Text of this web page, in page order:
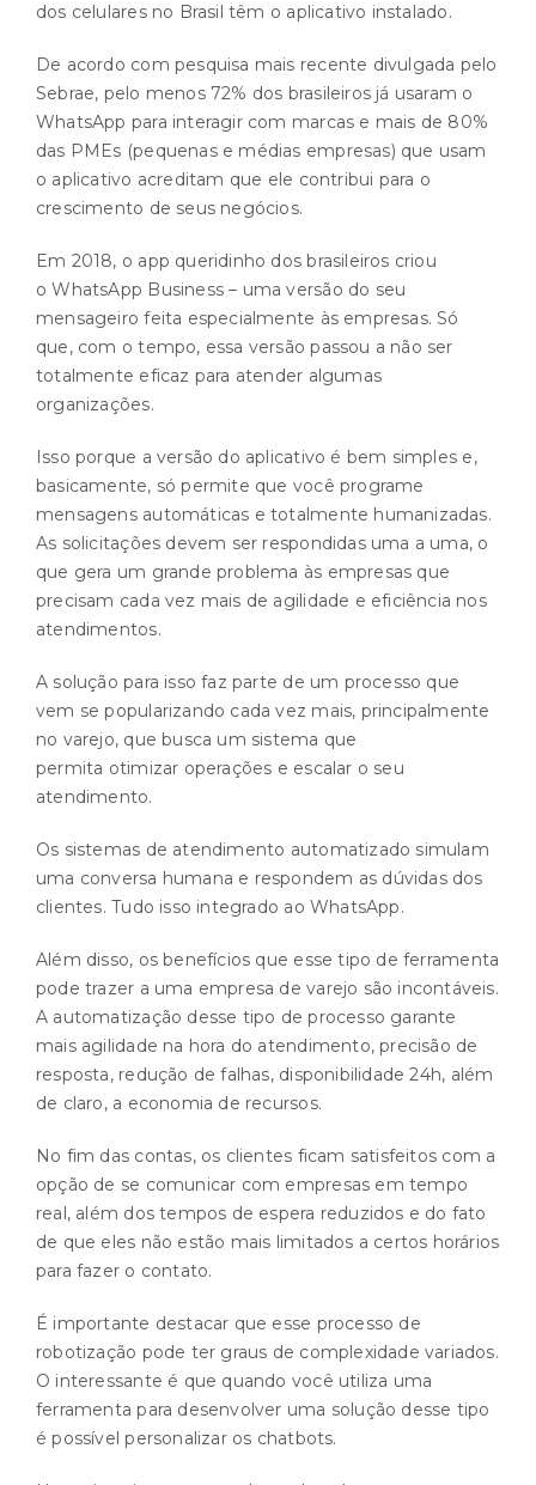
dos celulares no Brasil têm o aplicativo instalado.
De acordo com pesquisa mais recente divulgada pelo
Sebrae, pelo menos 72% dos brasileiros já usaram o
WhatsApp para interagir com marcas e mais de 80%
das PMEs (pequenas e médias empresas) que usam
o aplicativo acreditam que ele contribui para o
crescimento de seus negócios.
Em 2018, o app queridinho dos brasileiros criou
o WhatsApp Business – uma versão do seu
mensageiro feita especialmente às empresas. Só
que, com o tempo, essa versão passou a não ser
totalmente eficaz para atender algumas
organizações.
Isso porque a versão do aplicativo é bem simples e,
basicamente, só permite que você programe
mensagens automáticas e totalmente humanizadas.
As solicitações devem ser respondidas uma a uma, o
que gera um grande problema às empresas que
precisam cada vez mais de agilidade e eficiência nos
atendimentos.
A solução para isso faz parte de um processo que
vem se popularizando cada vez mais, principalmente
no varejo, que busca um sistema que
permita otimizar operações e escalar o seu
atendimento.
Os sistemas de atendimento automatizado simulam
uma conversa humana e respondem as dúvidas dos
clientes. Tudo isso integrado ao WhatsApp.
Além disso, os benefícios que esse tipo de ferramenta
pode trazer a uma empresa de varejo são incontáveis.
A automatização desse tipo de processo garante
mais agilidade na hora do atendimento, precisão de
resposta, redução de falhas, disponibilidade 24h, além
de claro, a economia de recursos.
No fim das contas, os clientes ficam satisfeitos com a
opção de se comunicar com empresas em tempo
real, além dos tempos de espera reduzidos e do fato
de que eles não estão mais limitados a certos horários
para fazer o contato.
É importante destacar que esse processo de
robotização pode ter graus de complexidade variados.
O interessante é que quando você utiliza uma
ferramenta para desenvolver uma solução desse tipo
é possível personalizar os chatbots.